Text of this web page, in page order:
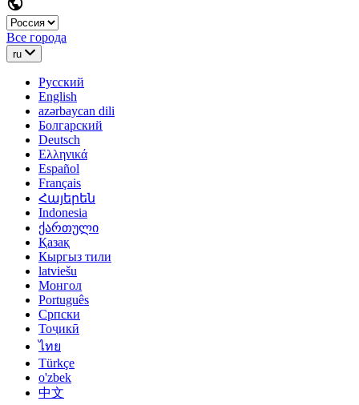
Все города
ru
Русский
English
azərbaycan dili
Болгарский
Deutsch
Ελληνικά
Español
Français
Հայերեն
Indonesia
ქართული
Қазақ
Кыргыз тили
latviešu
Монгол
Português
Српски
Тоҷикӣ
ไทย
Türkçe
o'zbek
中文